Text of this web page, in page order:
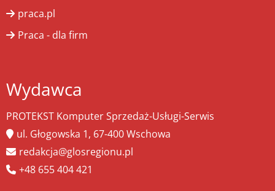
praca.pl
Praca - dla firm
Wydawca
PROTEKST Komputer Sprzedaż-Usługi-Serwis
ul. Głogowska 1, 67-400 Wschowa
redakcja@glosregionu.pl
+48 655 404 421